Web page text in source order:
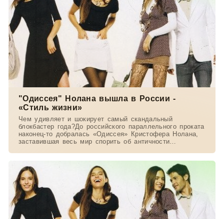
"Одиссея" Нолана вышла в России -
«Стиль жизни»
Чем удивляет и шокирует самый скандальный
блокбастер года?До российского параллельного проката
наконец-то добралась «Одиссея» Кристофера Нолана,
заставившая весь мир спорить об античности